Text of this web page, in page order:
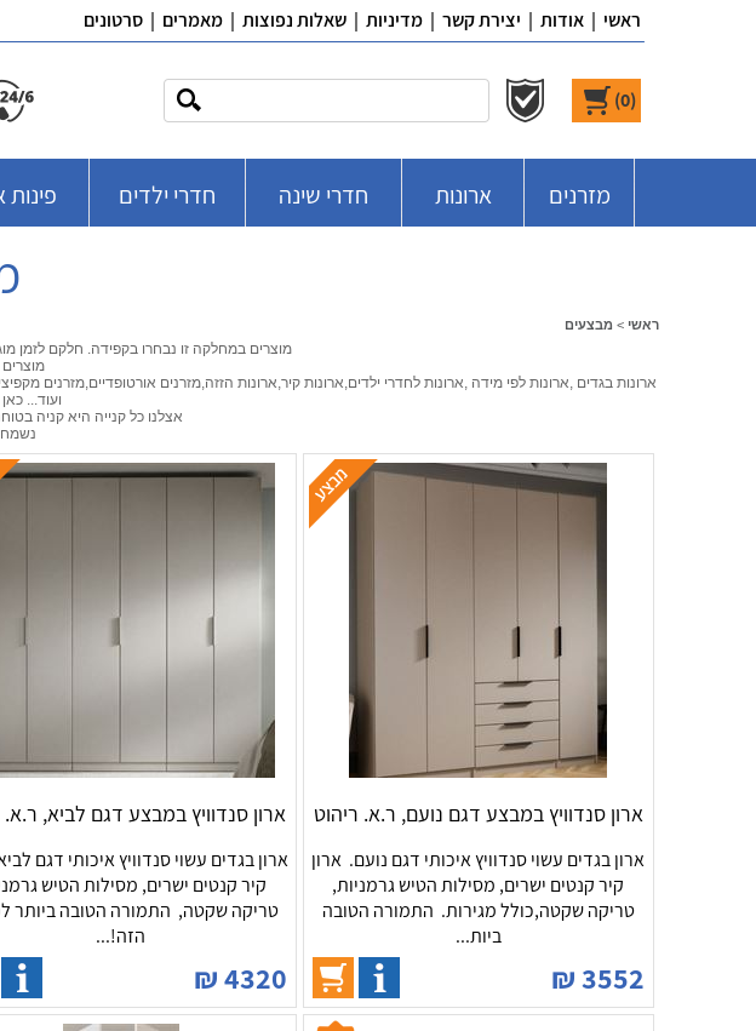
ראשי | אודות | יצירת קשר | מדיניות | שאלות נפוצות | מאמרים | סרטונים
(
0
)
מזרנים ארונות חדרי שינה חדרי ילדים פינות
ראשי > מבצעים
מוצרים במחלקה זו נבחרו בקפידה. חלקם לזמן
ארונות בגדים ,ארונות לפי מידה ,ארונות לחדרי ילדים,ארונות קיר,ארונות הזזה,מזרנים אורטופדיים,מזרנים
ועוד...
אצלנו כל קנייה היא קניה
נשמח
ארון סנדוויץ במבצע דגם נועם, ר.א. ריהוט
ארון בגדים עשוי סנדוויץ איכותי דגם נועם. ארון
קיר קנטים ישרים, מסילות הטיש גרמניות,
טריקה שקטה,כולל מגירות. התמורה הטובה
ביות...
3552
₪
ארון סנדוויץ במבצע דגם לביא, ר.א.
ארון בגדים עשוי סנדוויץ איכותי דגם
קיר קנטים ישרים, מסילות הטיש
טריקה שקטה, התמורה הטובה ביותר
הזה!...
4320
₪